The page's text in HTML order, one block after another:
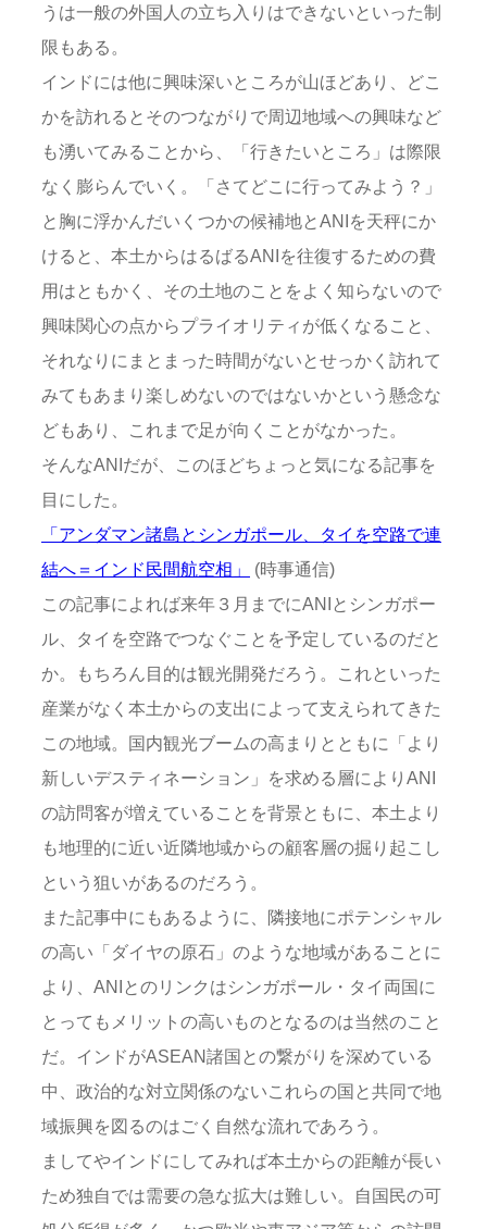
うは一般の外国人の立ち入りはできないといった制
限もある。
インドには他に興味深いところが山ほどあり、どこ
かを訪れるとそのつながりで周辺地域への興味など
も湧いてみることから、「行きたいところ」は際限
なく膨らんでいく。「さてどこに行ってみよう？」
と胸に浮かんだいくつかの候補地とANIを天秤にか
けると、本土からはるばるANIを往復するための費
用はともかく、その土地のことをよく知らないので
興味関心の点からプライオリティが低くなること、
それなりにまとまった時間がないとせっかく訪れて
みてもあまり楽しめないのではないかという懸念な
どもあり、これまで足が向くことがなかった。
そんなANIだが、このほどちょっと気になる記事を
目にした。
「アンダマン諸島とシンガポール、タイを空路で連
結へ＝インド民間航空相」
(時事通信)
この記事によれば来年３月までにANIとシンガポー
ル、タイを空路でつなぐことを予定しているのだと
か。もちろん目的は観光開発だろう。これといった
産業がなく本土からの支出によって支えられてきた
この地域。国内観光ブームの高まりとともに「より
新しいデスティネーション」を求める層によりANI
の訪問客が増えていることを背景ともに、本土より
も地理的に近い近隣地域からの顧客層の掘り起こし
という狙いがあるのだろう。
また記事中にもあるように、隣接地にポテンシャル
の高い「ダイヤの原石」のような地域があることに
より、ANIとのリンクはシンガポール・タイ両国に
とってもメリットの高いものとなるのは当然のこと
だ。インドがASEAN諸国との繋がりを深めている
中、政治的な対立関係のないこれらの国と共同で地
域振興を図るのはごく自然な流れであろう。
ましてやインドにしてみれば本土からの距離が長い
ため独自では需要の急な拡大は難しい。自国民の可